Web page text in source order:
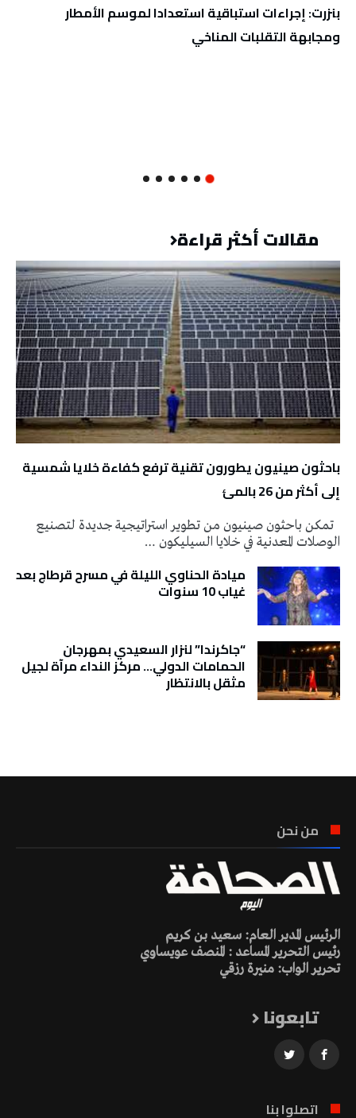
بنزرت: إجراءات استباقية استعدادا لموسم الأمطار
ومجابهة التقلبات المناخي
مقالات أكثر قراءة
باحثون صينيون يطورون تقنية ترفع كفاءة خلايا شمسية
إلى أكثر من 26 بالمئ
تمكن باحثون صينيون من تطوير استراتيجية جديدة لتصنيع
الوصلات المعدنية في خلايا السيليكون …
ميادة الحناوي الليلة في مسرح قرطاج بعد
غياب 10 سنوات
“جاكرندا” لنزار السعيدي بمهرجان
الحمامات الدولي… مركز النداء مرآة لجيل
مثقل بالانتظار
من نحن
الرئيس المدير العام: سعيد بن كريم
رئيس التحرير المساعد : المنصف عويساوي
تحرير الواب: منيرة رزقي
تابعونا
اتصلوا بنا